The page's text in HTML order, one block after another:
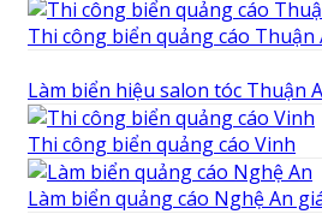
Thi công biển quảng cáo
Làm biển hiệu salon tóc Thuận
Thi công biển quảng cáo Vinh
Làm biển quảng cáo Nghệ An